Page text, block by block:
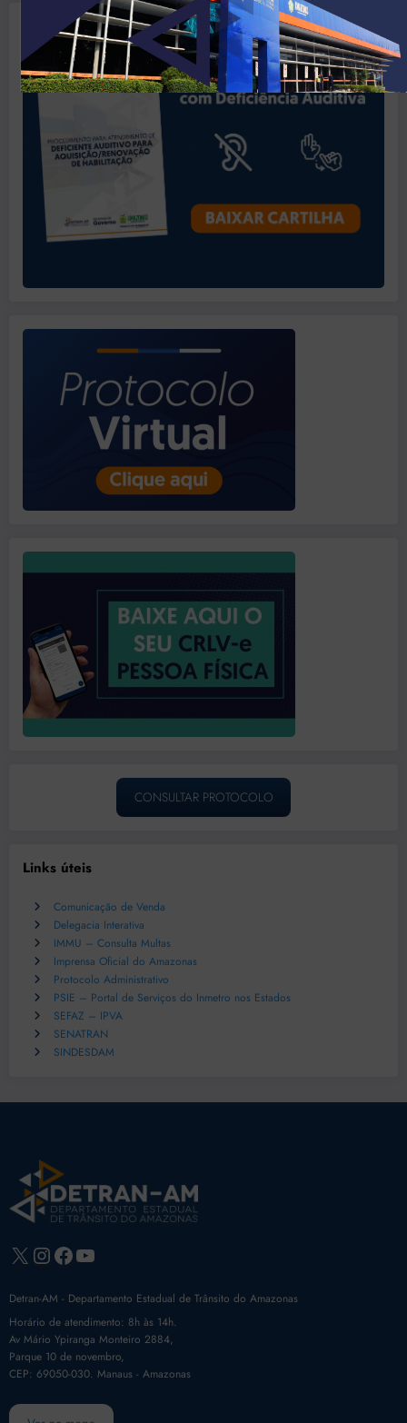
CONSULTAR PROTOCOLO
Links úteis
Comunicação de Venda
Delegacia Interativa
IMMU – Consulta Multas
Imprensa Oficial do Amazonas
Protocolo Administrativo
PSIE – Portal de Serviços do Inmetro nos Estados
SEFAZ – IPVA
SENATRAN
SINDESDAM
X Instagram
Facebook
Youtube
Detran-AM - Departamento Estadual de Trânsito do Amazonas
Horário de atendimento: 8h às 14h.
Av Mário Ypiranga Monteiro 2884,
Parque 10 de novembro,
CEP: 69050-030. Manaus - Amazonas